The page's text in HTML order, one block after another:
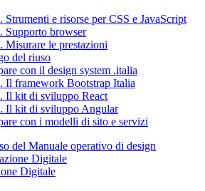
Strumenti e risorse per CSS e JavaScript
Supporto browser
Misurare le prestazioni
del riuso
con il design system .italia
Il framework Bootstrap Italia
Il kit di sviluppo React
Il kit di sviluppo Angular
con i modelli di sito e servizi
del Manuale operativo di design
Digitale